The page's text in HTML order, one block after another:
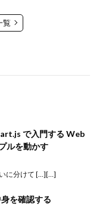
覧
で入門する Web
ルを動かす
に分けて […][…]
を確認する